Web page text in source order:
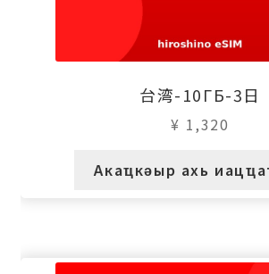
台湾-10ГБ-3日
¥ 1,320
Акаҵкәыр ахь